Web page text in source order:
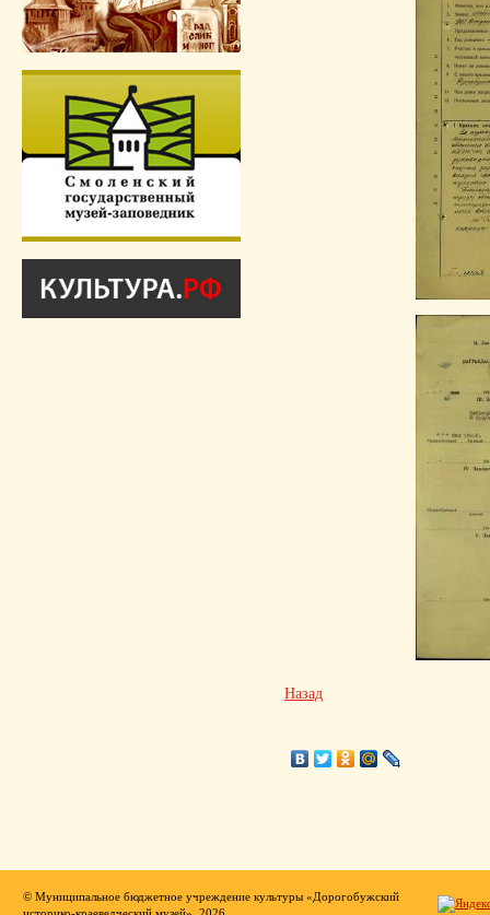
Назад
© Муниципальное бюджетное учреждение культуры «Дорогобужский